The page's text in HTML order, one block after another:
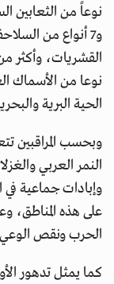
نوعا من الأسماك
الحية البرية
وبحسب المراقبين
النمر العربي
وإبادات جماعية
على هذه المناطق،
الحرب ونقص الوعي
كما يمثل تدهور